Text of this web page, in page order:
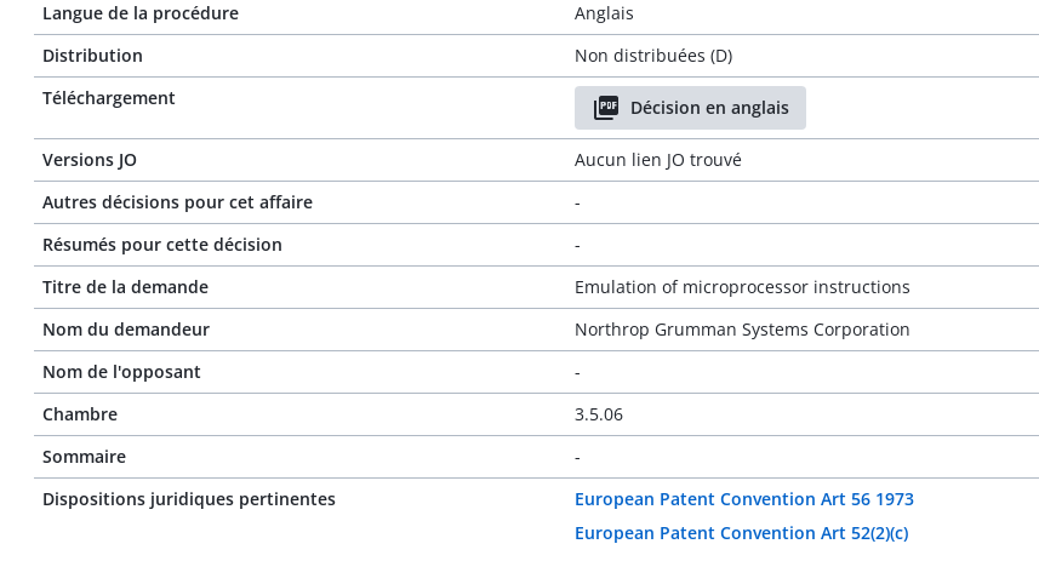
Langue de la procédure
Anglais
Distribution
Non distribuées (D)
Téléchargement
Décision en anglais
Versions JO
Aucun lien JO trouvé
Autres décisions pour cet affaire
-
Résumés pour cette décision
-
Titre de la demande
Emulation of microprocessor instructions
Nom du demandeur
Northrop Grumman Systems Corporation
Nom de l'opposant
-
Chambre
3.5.06
Sommaire
-
Dispositions juridiques pertinentes
European Patent Convention Art 56 1973
European Patent Convention Art 52(2)(c)